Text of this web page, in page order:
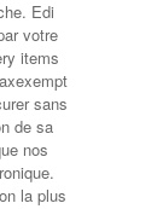
Edi
votre
items
sans
de sa
nos
la plus